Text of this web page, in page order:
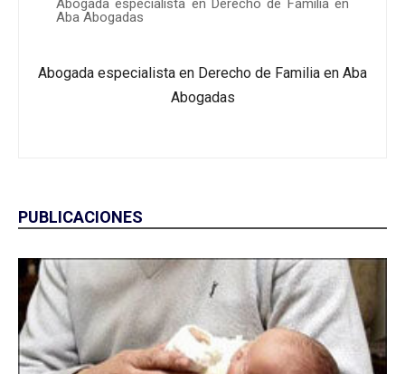
Abogada especialista en Derecho de Familia en
Aba Abogadas
Abogada especialista en Derecho de Familia en Aba
Abogadas
PUBLICACIONES